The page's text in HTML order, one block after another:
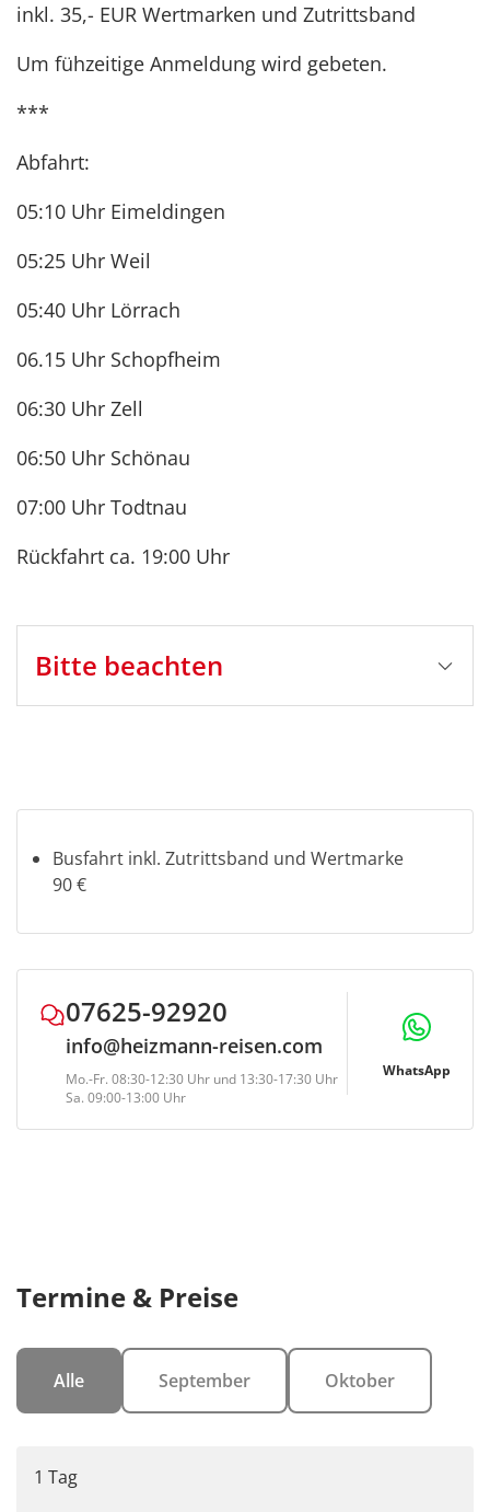
inkl. 35,- EUR Wertmarken und Zutrittsband
Um fühzeitige Anmeldung wird gebeten.
***
Abfahrt:
05:10 Uhr Eimeldingen
05:25 Uhr Weil
05:40 Uhr Lörrach
06.15 Uhr Schopfheim
06:30 Uhr Zell
06:50 Uhr Schönau
07:00 Uhr Todtnau
Rückfahrt ca. 19:00 Uhr
Bitte beachten
bis 5 Tage vor Reisebeginn: Busfahrt kostenlos*
4-1 Tag vor Reisebeginn: Busfahrt 50%*
am Reisetag und bei Nichterscheinen: Busfahrt
*zzgl. 100% Fremdleistung (Eintrittskarten, Schiff-
und Bahnfahrten, Mahlzeiten etc.)Ggf. können
Bearbeitungsgebühren in Höhe von € 10,- p.P.
anfallen
Busfahrt inkl. Zutrittsband und Wertmarke
90 €
07625-92920
info@heizmann-reisen.com
Mo.-Fr. 08:30-12:30 Uhr und 13:30-17:30 Uhr
Sa. 09:00-13:00 Uhr
WhatsApp
Termine & Preise
Alle September Oktober
1 Tag